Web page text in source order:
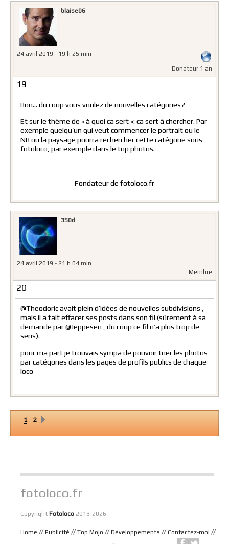
blaise06
24 avril 2019 - 19 h 25 min
Donateur 1 an
19
Bon… du coup vous voulez de nouvelles catégories?
Et sur le thème de « à quoi ca sert »: ca sert à chercher. Par
exemple quelqu’un qui veut commencer le portrait ou le
NB ou la paysage pourra rechercher cette catégorie sous
fotoloco, par exemple dans le top photos.
Fondateur de fotoloco.fr
350d
24 avril 2019 - 21 h 04 min
Membre
20
@Theodoric avait plein d’idées de nouvelles subdivisions ,
mais il a fait effacer ses posts dans son fil (sûrement à sa
demande par @Jeppesen , du coup ce fil n’a plus trop de
sens).
pour ma part je trouvais sympa de pouvoir trier les photos
par catégories dans les pages de profils publics de chaque
loco
1 2
fotoloco.fr
Copyright Fotoloco 2013-2026
Home // Publicité // Top Mojo // Développements // Contactez-moi //